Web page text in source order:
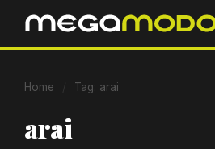
Home Tag: arai
arai